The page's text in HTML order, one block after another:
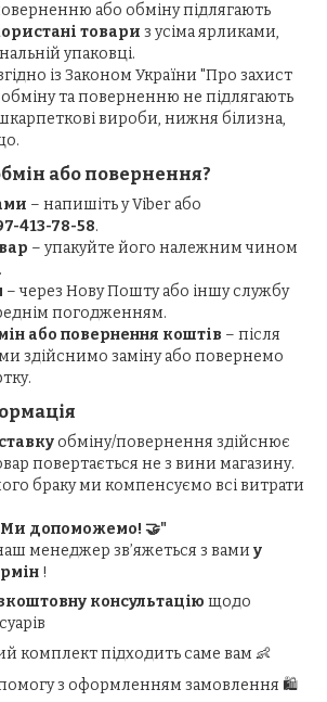
або обміну підлягають
товари з усіма ярликами,
упаковці.
із Законом України "Про захист
та поверненню не підлягають
вироби, нижня білизна,
або повернення?
– напишіть у Viber або
413-78-58.
– упакуйте його належним чином
– через Нову Пошту або іншу службу
погодженням.
або повернення коштів – після
здійснимо заміну або повернемо
обміну/повернення здійснює
повертається не з вини магазину.
браку ми компенсуємо всі витрати
Ми допоможемо! 🤝"
менеджер зв’яжеться з вами у
!
консультацію щодо
комплект підходить саме вам 👶
з оформленням замовлення 🛍️